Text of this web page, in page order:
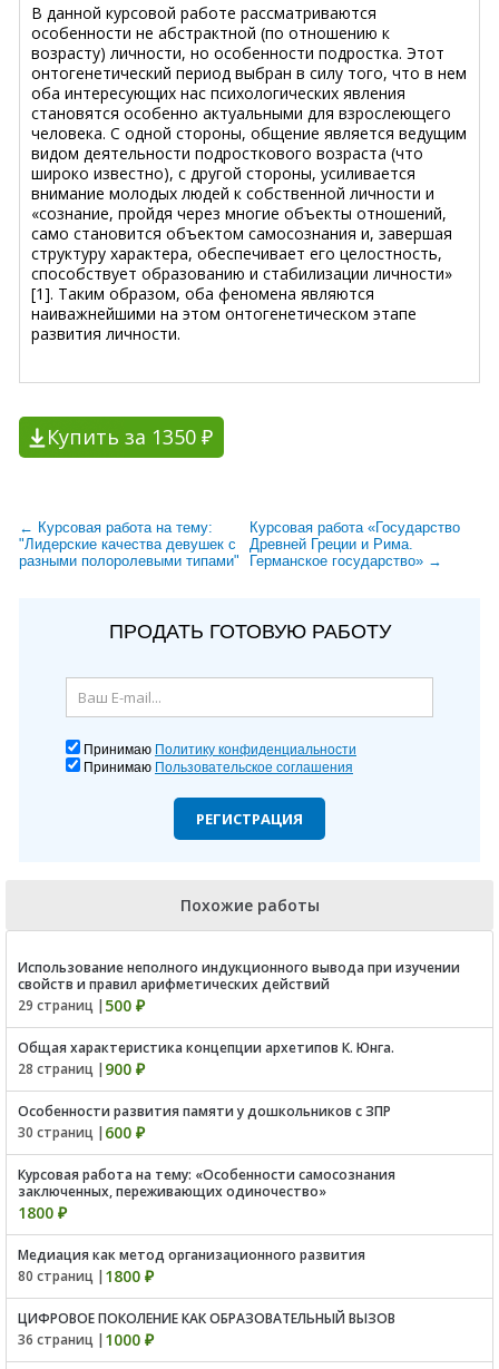
В данной курсовой работе рассматриваются
особенности не абстрактной (по отношению к
возрасту) личности, но особенности подростка. Этот
онтогенетический период выбран в силу того, что в нем
оба интересующих нас психологических явления
становятся особенно актуальными для взрослеющего
человека. С одной стороны, общение является ведущим
видом деятельности подросткового возраста (что
широко известно), с другой стороны, усиливается
внимание молодых людей к собственной личности и
«сознание, пройдя через многие объекты отношений,
само становится объектом самосознания и, завершая
структуру характера, обеспечивает его целостность,
способствует образованию и стабилизации личности»
[1]. Таким образом, оба феномена являются
наиважнейшими на этом онтогенетическом этапе
развития личности.
Купить за 1350 ₽
← Курсовая работа на тему:
"Лидерские качества девушек с
разными полоролевыми типами"
Курсовая работа «Государство
Древней Греции и Рима.
Германское государство» →
ПРОДАТЬ ГОТОВУЮ РАБОТУ
Принимаю Политику конфиденциальности
Принимаю Пользовательское соглашения
РЕГИСТРАЦИЯ
Похожие работы
Использование неполного индукционного вывода при изучении
свойств и правил арифметических действий
29 страниц | 500 ₽
Общая характеристика концепции архетипов К. Юнга.
28 страниц | 900 ₽
Особенности развития памяти у дошкольников с ЗПР
30 страниц | 600 ₽
Курсовая работа на тему: «Особенности самосознания
заключенных, переживающих одиночество»
1800 ₽
Медиация как метод организационного развития
80 страниц | 1800 ₽
ЦИФРОВОЕ ПОКОЛЕНИЕ КАК ОБРАЗОВАТЕЛЬНЫЙ ВЫЗОВ
36 страниц | 1000 ₽